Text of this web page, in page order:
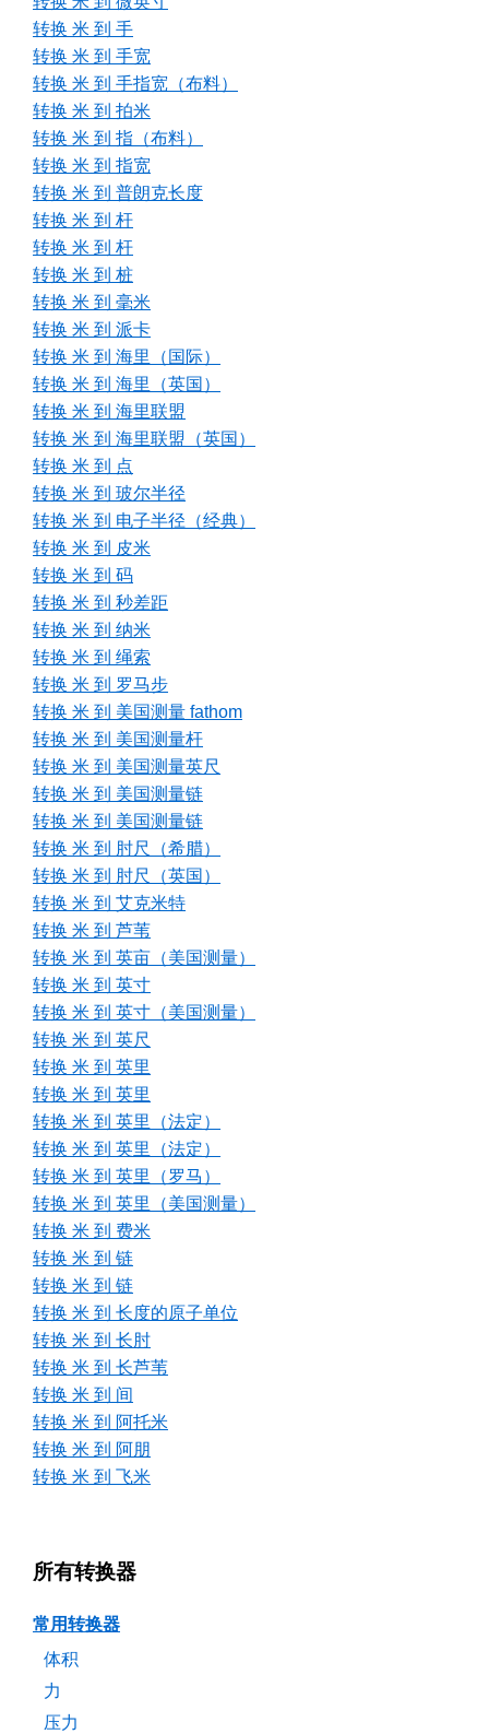
转换 米 到 手
转换 米 到 手宽
转换 米 到 手指宽（布料）
转换 米 到 拍米
转换 米 到 指（布料）
转换 米 到 指宽
转换 米 到 普朗克长度
转换 米 到 杆
转换 米 到 杆
转换 米 到 桩
转换 米 到 毫米
转换 米 到 派卡
转换 米 到 海里（国际）
转换 米 到 海里（英国）
转换 米 到 海里联盟
转换 米 到 海里联盟（英国）
转换 米 到 点
转换 米 到 玻尔半径
转换 米 到 电子半径（经典）
转换 米 到 皮米
转换 米 到 码
转换 米 到 秒差距
转换 米 到 纳米
转换 米 到 绳索
转换 米 到 罗马步
转换 米 到 美国测量 fathom
转换 米 到 美国测量杆
转换 米 到 美国测量英尺
转换 米 到 美国测量链
转换 米 到 美国测量链
转换 米 到 肘尺（希腊）
转换 米 到 肘尺（英国）
转换 米 到 艾克米特
转换 米 到 芦苇
转换 米 到 英亩（美国测量）
转换 米 到 英寸
转换 米 到 英寸（美国测量）
转换 米 到 英尺
转换 米 到 英里
转换 米 到 英里
转换 米 到 英里（法定）
转换 米 到 英里（法定）
转换 米 到 英里（罗马）
转换 米 到 英里（美国测量）
转换 米 到 费米
转换 米 到 链
转换 米 到 链
转换 米 到 长度的原子单位
转换 米 到 长肘
转换 米 到 长芦苇
转换 米 到 间
转换 米 到 阿托米
转换 米 到 阿朋
转换 米 到 飞米
所有转换器
常用转换器
体积
力
压力